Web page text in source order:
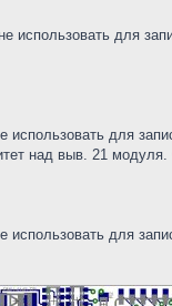
использовать для
для
над выв. 21
для